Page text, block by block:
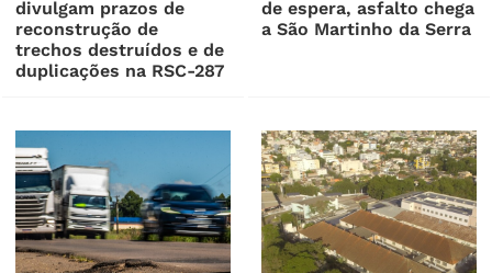
divulgam prazos de
reconstrução de
trechos destruídos e de
duplicações na RSC-287
de espera, asfalto chega
a São Martinho da Serra